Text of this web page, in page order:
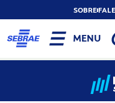
SOBRE
MENU